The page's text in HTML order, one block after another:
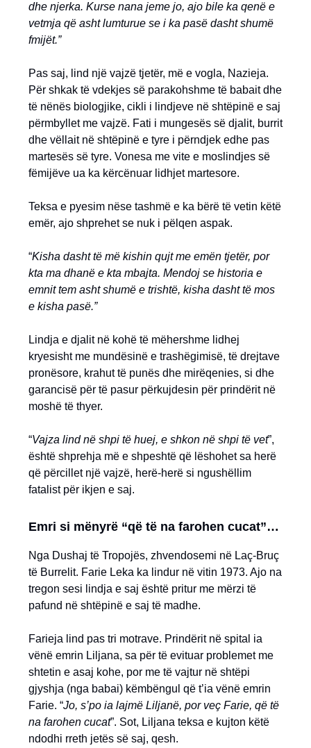
dhe njerka. Kurse nana jeme jo, ajo bile ka qenë e
vetmja që asht lumturue se i ka pasë dasht shumë
fmijët.”
Pas saj, lind një vajzë tjetër, më e vogla, Nazieja.
Për shkak të vdekjes së parakohshme të babait dhe
të nënës biologjike, cikli i lindjeve në shtëpinë e saj
përmbyllet me vajzë. Fati i mungesës së djalit, burrit
dhe vëllait në shtëpinë e tyre i përndjek edhe pas
martesës së tyre. Vonesa me vite e moslindjes së
fëmijëve ua ka kërcënuar lidhjet martesore.
Teksa e pyesim nëse tashmë e ka bërë të vetin këtë
emër, ajo shprehet se nuk i pëlqen aspak.
“Kisha dasht të më kishin qujt me emën tjetër, por
kta ma dhanë e kta mbajta. Mendoj se historia e
emnit tem asht shumë e trishtë, kisha dasht të mos
e kisha pasë.”
Lindja e djalit në kohë të mëhershme lidhej
kryesisht me mundësinë e trashëgimisë, të drejtave
pronësore, krahut të punës dhe mirëqenies, si dhe
garancisë për të pasur përkujdesin për prindërit në
moshë të thyer.
“Vajza lind në shpi të huej, e shkon në shpi të vet”,
është shprehja më e shpeshtë që lëshohet sa herë
që përcillet një vajzë, herë-herë si ngushëllim
fatalist për ikjen e saj.
Emri si mënyrë “që të na farohen cucat”…
Nga Dushaj të Tropojës, zhvendosemi në Laç-Bruç
të Burrelit. Farie Leka ka lindur në vitin 1973. Ajo na
tregon sesi lindja e saj është pritur me mërzi të
pafund në shtëpinë e saj të madhe.
Farieja lind pas tri motrave. Prindërit në spital ia
vënë emrin Liljana, sa për të evituar problemet me
shtetin e asaj kohe, por me të vajtur në shtëpi
gjyshja (nga babai) këmbëngul që t’ia vënë emrin
Farie. “Jo, s’po ia lajmë Liljanë, por veç Farie, që të
na farohen cucat”. Sot, Liljana teksa e kujton këtë
ndodhi rreth jetës së saj, qesh.